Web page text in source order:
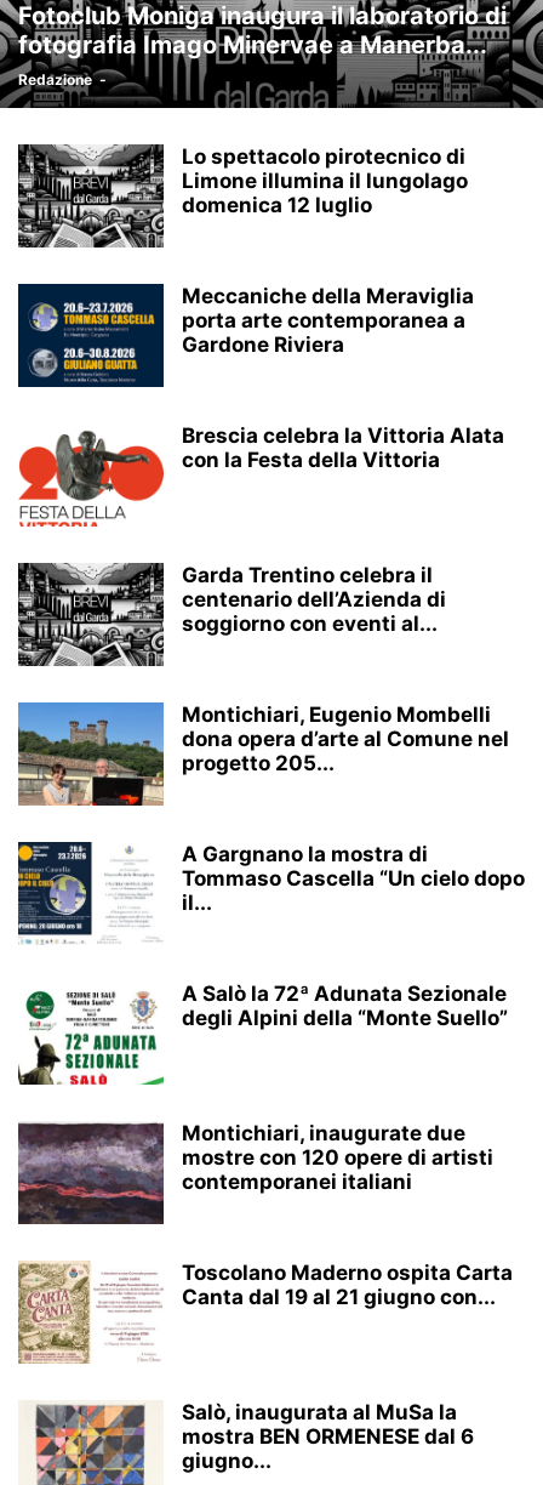
Fotoclub Moniga inaugura il laboratorio di
fotografia Imago Minervae a Manerba...
Redazione -
Lo spettacolo pirotecnico di
Limone illumina il lungolago
domenica 12 luglio
Meccaniche della Meraviglia
porta arte contemporanea a
Gardone Riviera
Brescia celebra la Vittoria Alata
con la Festa della Vittoria
Garda Trentino celebra il
centenario dell’Azienda di
soggiorno con eventi al...
Montichiari, Eugenio Mombelli
dona opera d’arte al Comune nel
progetto 205...
A Gargnano la mostra di
Tommaso Cascella “Un cielo dopo
il...
A Salò la 72ª Adunata Sezionale
degli Alpini della “Monte Suello”
Montichiari, inaugurate due
mostre con 120 opere di artisti
contemporanei italiani
Toscolano Maderno ospita Carta
Canta dal 19 al 21 giugno con...
Salò, inaugurata al MuSa la
mostra BEN ORMENESE dal 6
giugno...